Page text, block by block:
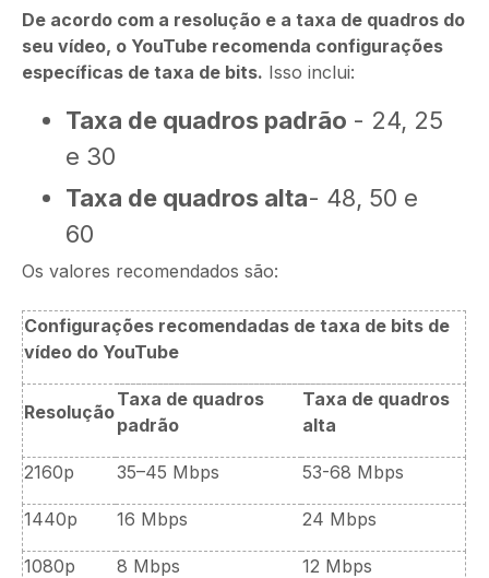
De acordo com a resolução e a taxa de quadros do
seu vídeo, o YouTube recomenda configurações
específicas de taxa de bits. Isso inclui:
Taxa de quadros padrão - 24, 25
e 30
Taxa de quadros alta- 48, 50 e
60
Os valores recomendados são:
Configurações recomendadas de taxa de bits de
vídeo do YouTube
Resolução
Taxa de quadros
padrão
Taxa de quadros
alta
2160p 35–45 Mbps 53-68 Mbps
1440p 16 Mbps 24 Mbps
1080p 8 Mbps 12 Mbps